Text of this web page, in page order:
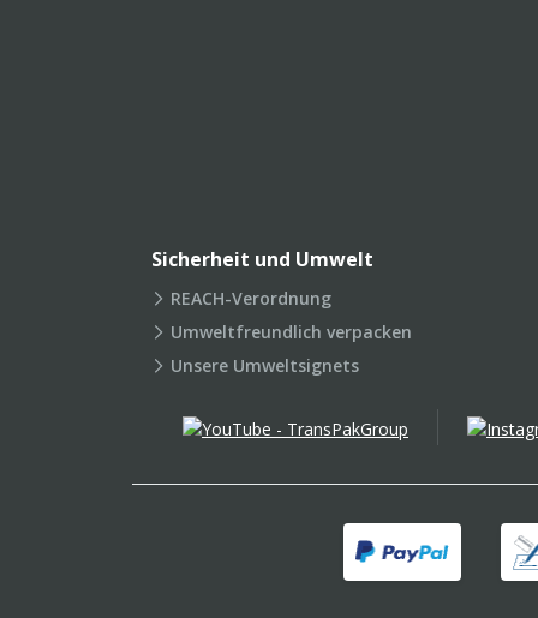
Sicherheit und Umwelt
REACH-Verordnung
Umweltfreundlich verpacken
Unsere Umweltsignets